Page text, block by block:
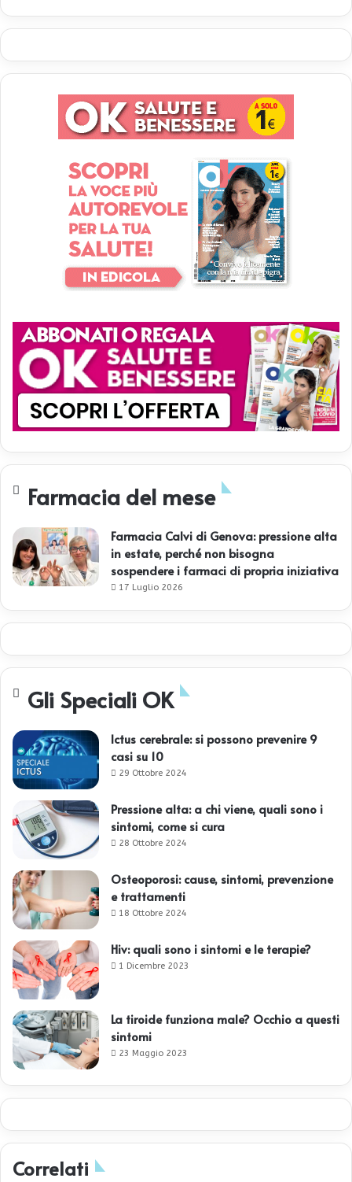
Farmacia del mese
Farmacia Calvi di Genova: pressione alta
in estate, perché non bisogna
sospendere i farmaci di propria iniziativa
17 Luglio 2026
Gli Speciali OK
Ictus cerebrale: si possono prevenire 9
casi su 10
29 Ottobre 2024
Pressione alta: a chi viene, quali sono i
sintomi, come si cura
28 Ottobre 2024
Osteoporosi: cause, sintomi, prevenzione
e trattamenti
18 Ottobre 2024
Hiv: quali sono i sintomi e le terapie?
1 Dicembre 2023
La tiroide funziona male? Occhio a questi
sintomi
23 Maggio 2023
Correlati